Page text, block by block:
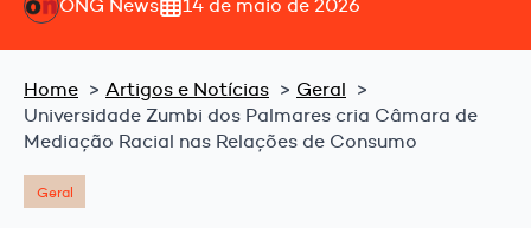
ONG News 14 de maio de 2026
Home Artigos e Notícias
Geral
Universidade Zumbi dos Palmares cria Câmara de
Mediação Racial nas Relações de Consumo
Geral